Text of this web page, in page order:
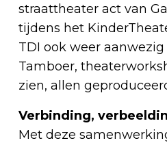
straattheater act van
tijdens het
TDI ook weer
Tamboer,
zien, allen
Verbinding,
Met deze